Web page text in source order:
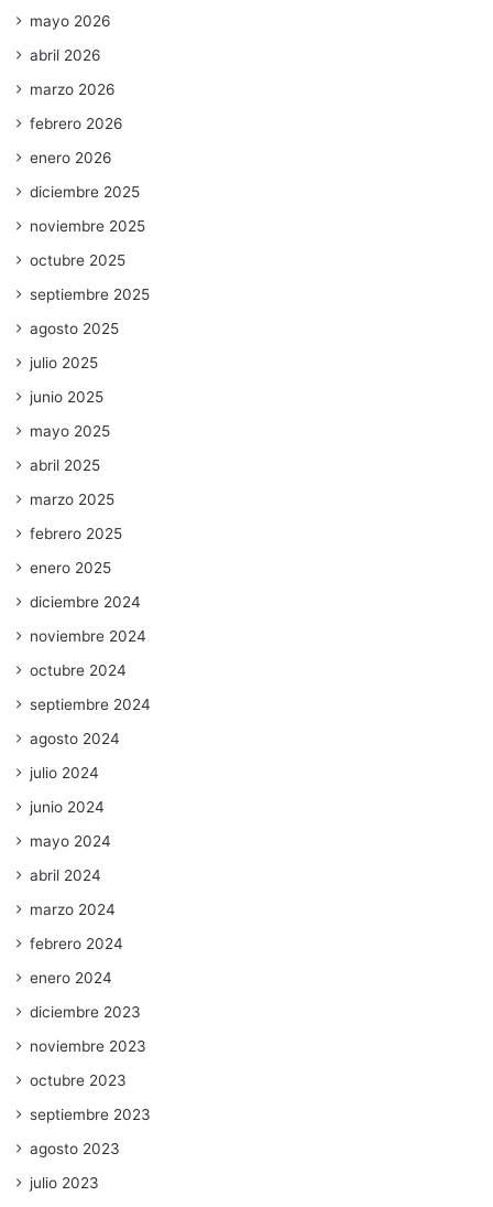
mayo 2026
abril 2026
marzo 2026
febrero 2026
enero 2026
diciembre 2025
noviembre 2025
octubre 2025
septiembre 2025
agosto 2025
julio 2025
junio 2025
mayo 2025
abril 2025
marzo 2025
febrero 2025
enero 2025
diciembre 2024
noviembre 2024
octubre 2024
septiembre 2024
agosto 2024
julio 2024
junio 2024
mayo 2024
abril 2024
marzo 2024
febrero 2024
enero 2024
diciembre 2023
noviembre 2023
octubre 2023
septiembre 2023
agosto 2023
julio 2023